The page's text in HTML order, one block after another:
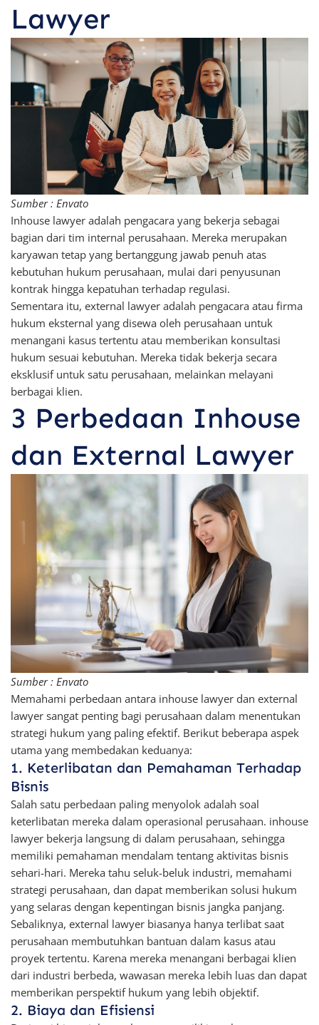
Lawyer
Sumber : Envato
Inhouse lawyer adalah pengacara yang bekerja sebagai
bagian dari tim internal perusahaan. Mereka merupakan
karyawan tetap yang bertanggung jawab penuh atas
kebutuhan hukum perusahaan, mulai dari penyusunan
kontrak hingga kepatuhan terhadap regulasi.
Sementara itu, external lawyer adalah pengacara atau firma
hukum eksternal yang disewa oleh perusahaan untuk
menangani kasus tertentu atau memberikan konsultasi
hukum sesuai kebutuhan. Mereka tidak bekerja secara
eksklusif untuk satu perusahaan, melainkan melayani
berbagai klien.
3 Perbedaan Inhouse
dan External Lawyer
Sumber : Envato
Memahami perbedaan antara inhouse lawyer dan external
lawyer sangat penting bagi perusahaan dalam menentukan
strategi hukum yang paling efektif. Berikut beberapa aspek
utama yang membedakan keduanya:
1. Keterlibatan dan Pemahaman Terhadap
Bisnis
Salah satu perbedaan paling menyolok adalah soal
keterlibatan mereka dalam operasional perusahaan. inhouse
lawyer bekerja langsung di dalam perusahaan, sehingga
memiliki pemahaman mendalam tentang aktivitas bisnis
sehari-hari. Mereka tahu seluk-beluk industri, memahami
strategi perusahaan, dan dapat memberikan solusi hukum
yang selaras dengan kepentingan bisnis jangka panjang.
Sebaliknya, external lawyer biasanya hanya terlibat saat
perusahaan membutuhkan bantuan dalam kasus atau
proyek tertentu. Karena mereka menangani berbagai klien
dari industri berbeda, wawasan mereka lebih luas dan dapat
memberikan perspektif hukum yang lebih objektif.
2. Biaya dan Efisiensi